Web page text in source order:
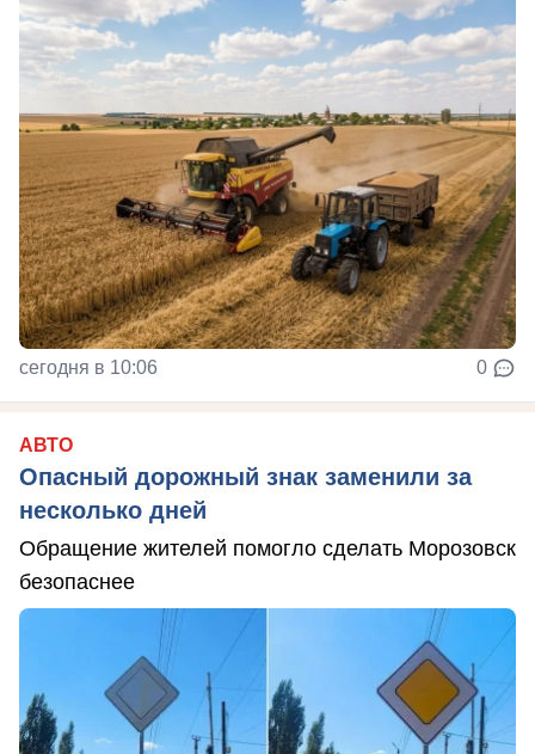
сегодня в 10:06 0
АВТО
Опасный дорожный знак заменили за
несколько дней
Обращение жителей помогло сделать Морозовск
безопаснее